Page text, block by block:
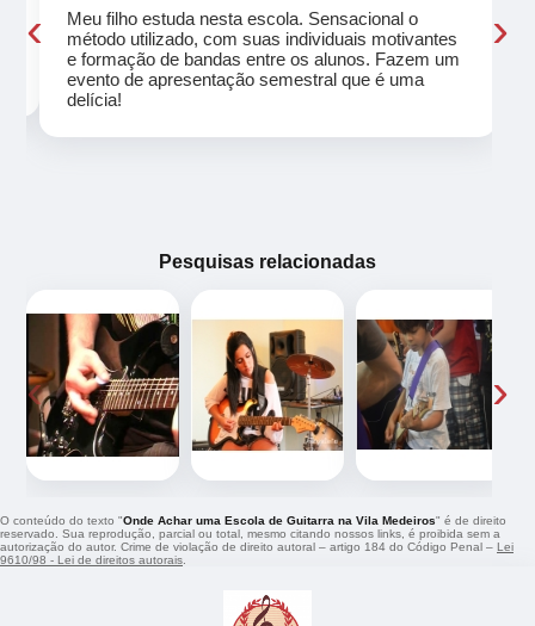
Meu filho estuda nesta escola. Sensacional o
método utilizado, com suas individuais motivantes
e formação de bandas entre os alunos. Fazem um
evento de apresentação semestral que é uma
delícia!
‹ ›
Pesquisas relacionadas
‹ ›
O conteúdo do texto "Onde Achar uma Escola de Guitarra na Vila Medeiros" é de direito
reservado. Sua reprodução, parcial ou total, mesmo citando nossos links, é proibida sem a
autorização do autor. Crime de violação de direito autoral – artigo 184 do Código Penal – Lei
9610/98 - Lei de direitos autorais